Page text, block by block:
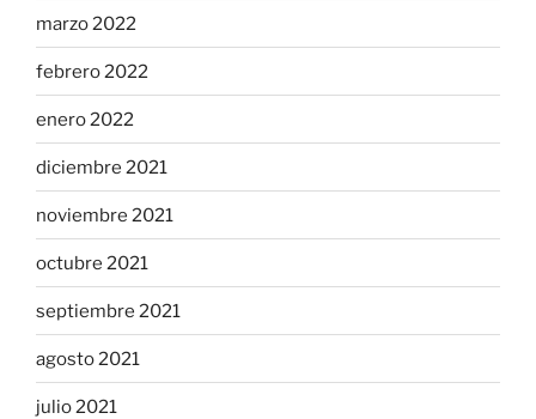
marzo 2022
febrero 2022
enero 2022
diciembre 2021
noviembre 2021
octubre 2021
septiembre 2021
agosto 2021
julio 2021